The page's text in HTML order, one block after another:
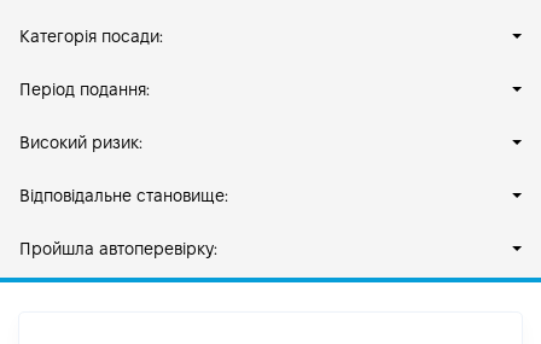
Категорія посади:
Період подання:
Високий ризик:
Відповідальне становище:
Пройшла автоперевірку: